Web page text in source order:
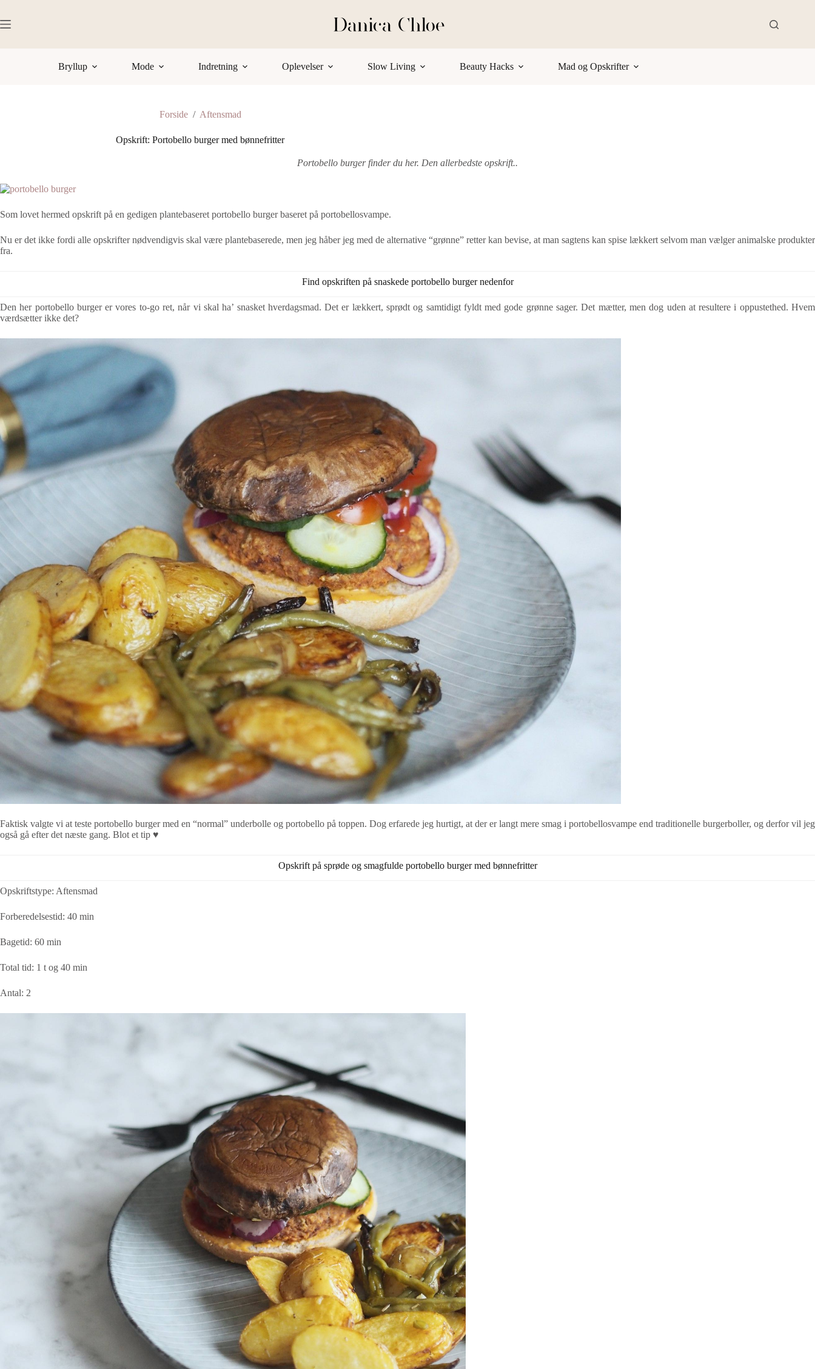
indhold
Bryllup Mode Indretning Oplevelser Slow Living Beauty Hacks Mad og Opskrifter
Forside/ Aftensmad
Opskrift: Portobello burger med bønnefritter
Portobello burger finder du her. Den allerbedste opskrift..
Som lovet hermed opskrift på en gedigen plantebaseret portobello burger baseret på portobellosvampe.
Nu er det ikke fordi alle opskrifter nødvendigvis skal være plantebaserede, men jeg håber jeg med de alternative “grønne” retter kan bevise, at man sagtens kan spise lækkert selvom man vælger animalske produkter
fra.
Find opskriften på snaskede portobello burger nedenfor
Den her portobello burger er vores to-go ret, når vi skal ha’ snasket hverdagsmad. Det er lækkert, sprødt og samtidigt fyldt med gode grønne sager. Det mætter, men dog uden at resultere i oppustethed. Hvem
værdsætter ikke det?
Faktisk valgte vi at teste portobello burger med en “normal” underbolle og portobello på toppen. Dog erfarede jeg hurtigt, at der er langt mere smag i portobellosvampe end traditionelle burgerboller, og derfor vil jeg
også gå efter det næste gang. Blot et tip ♥
Opskrift på sprøde og smagfulde portobello burger med bønnefritter
Opskriftstype: Aftensmad
Forberedelsestid: 40 min
Bagetid: 60 min
Total tid: 1 t og 40 min
Antal: 2